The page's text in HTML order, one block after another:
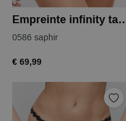
Empreinte
0586 saphir
€ 69,99